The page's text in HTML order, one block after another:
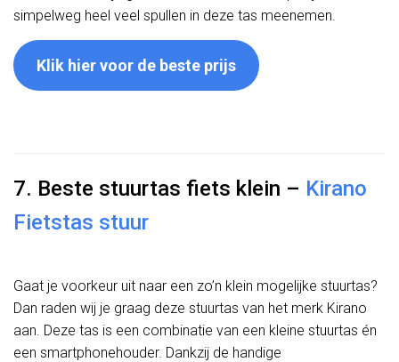
simpelweg heel veel spullen in deze tas meenemen.
Klik hier voor de beste prijs
7. Beste stuurtas fiets klein – Kirano
Fietstas stuur
Gaat je voorkeur uit naar een zo’n klein mogelijke stuurtas?
Dan raden wij je graag deze stuurtas van het merk Kirano
aan. Deze tas is een combinatie van een kleine stuurtas én
een smartphonehouder. Dankzij de handige